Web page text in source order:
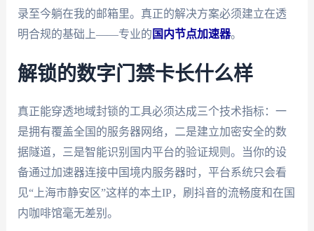
录至今躺在我的邮箱里。真正的解决方案必须建立在透
明合规的基础上——专业的 国内节点加速器。
解锁的数字门禁卡长什么样
真正能穿透地域封锁的工具必须达成三个技术指标：一
是拥有覆盖全国的服务器网络，二是建立加密安全的数
据隧道，三是智能识别国内平台的验证规则。当你的设
备通过加速器连接中国境内服务器时，平台系统只会看
见“上海市静安区”这样的本土IP，刷抖音的流畅度和在国
内咖啡馆毫无差别。